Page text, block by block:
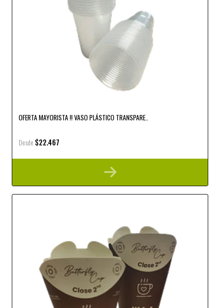
OFERTA MAYORISTA !! VASO PLÁSTICO TRANSPARE..
Desde $22.467